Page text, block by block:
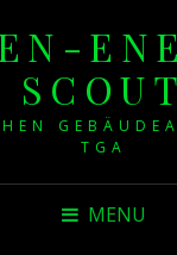
SCOUT
TGA
MENU